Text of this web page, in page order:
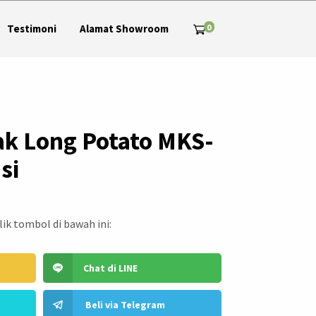
Testimoni Alamat Showroom 0
Long Potato MKS-
tombol di bawah ini:
Chat di LINE
Beli via Telegram